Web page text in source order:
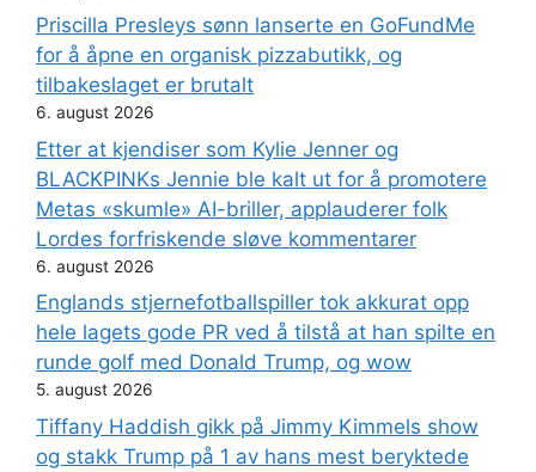
Priscilla Presleys sønn lanserte en GoFundMe
for å åpne en organisk pizzabutikk, og
tilbakeslaget er brutalt
6. august 2026
Etter at kjendiser som Kylie Jenner og
BLACKPINKs Jennie ble kalt ut for å promotere
Metas «skumle» AI-briller, applauderer folk
Lordes forfriskende sløve kommentarer
6. august 2026
Englands stjernefotballspiller tok akkurat opp
hele lagets gode PR ved å tilstå at han spilte en
runde golf med Donald Trump, og wow
5. august 2026
Tiffany Haddish gikk på Jimmy Kimmels show
og stakk Trump på 1 av hans mest beryktede